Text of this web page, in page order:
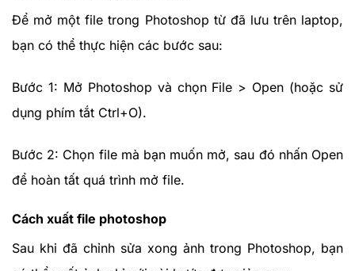
Để mở một file trong Photoshop từ đã lưu trên laptop,
bạn có thể thực hiện các bước sau:
Bước 1: Mở Photoshop và chọn File > Open (hoặc sử
dụng phím tắt Ctrl+O).
Bước 2: Chọn file mà bạn muốn mở, sau đó nhấn Open
để hoàn tất quá trình mở file.
Cách xuất file photoshop
Sau khi đã chỉnh sửa xong ảnh trong Photoshop, bạn